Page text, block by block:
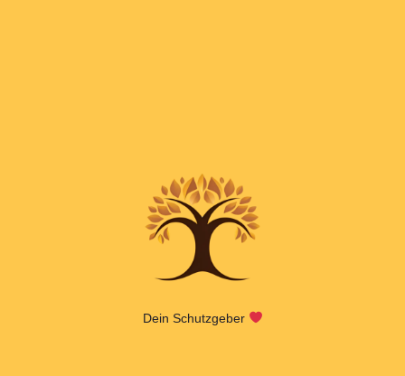
Dein Schutzgeber